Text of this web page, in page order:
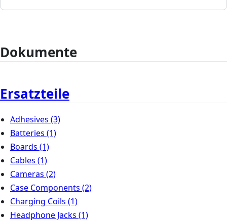
Dokumente
Ersatzteile
Adhesives (3)
Batteries (1)
Boards (1)
Cables (1)
Cameras (2)
Case Components (2)
Charging Coils (1)
Headphone Jacks (1)